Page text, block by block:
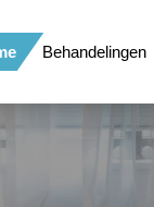
Behandelingen